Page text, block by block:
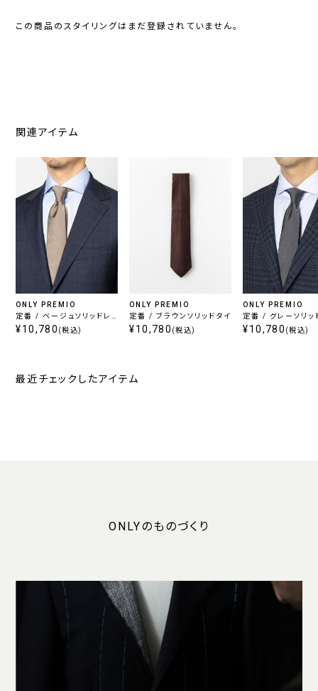
この商品のスタイリングはまだ登録されていません。
関連アイテム
ONLY PREMIO
定番 / ベージュソリッドレ
ップタイ
¥10,780 (税込)
ONLY PREMIO
定番 / ブラウンソリッドタイ
¥10,780 (税込)
ONLY PREMIO
定番 / グレーソリッ
タイ
¥10,780 (税込)
最近チェックしたアイテム
ONLYのものづくり